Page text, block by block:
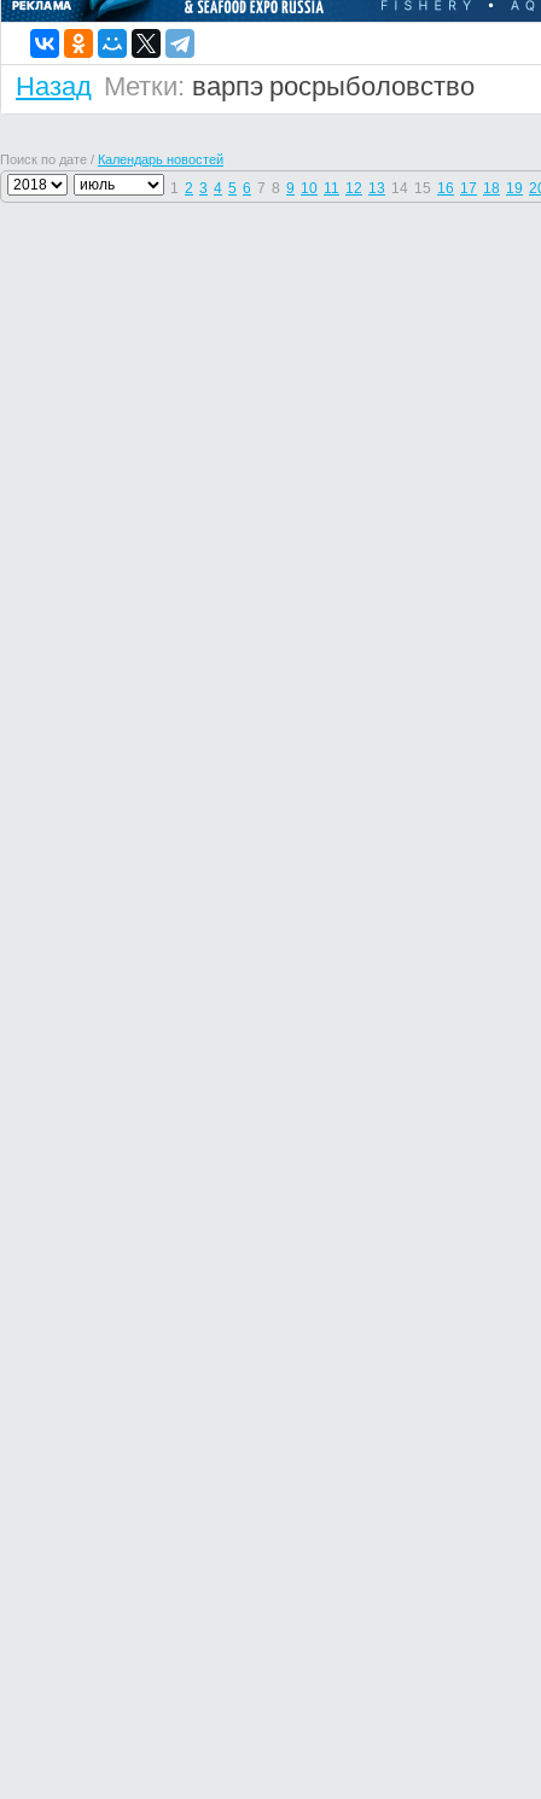
Назад Метки: варпэ росрыболовство
Поиск по дате / Календарь новостей
1 2 3 4 5 6 7 8 9 10 11 12 13 14 15 16 17 18 19